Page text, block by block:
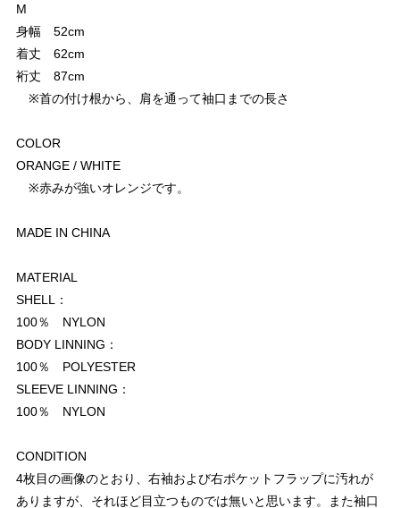
M
身幅 52cm
着丈 62cm
裄丈 87cm
※首の付け根から、肩を通って袖口までの長さ
COLOR
ORANGE / WHITE
※赤みが強いオレンジです。
MADE IN CHINA
MATERIAL
SHELL：
100％ NYLON
BODY LINNING：
100％ POLYESTER
SLEEVE LINNING：
100％ NYLON
CONDITION
4枚目の画像のとおり、右袖および右ポケットフラップに汚れが
ありますが、それほど目立つものでは無いと思います。また袖口